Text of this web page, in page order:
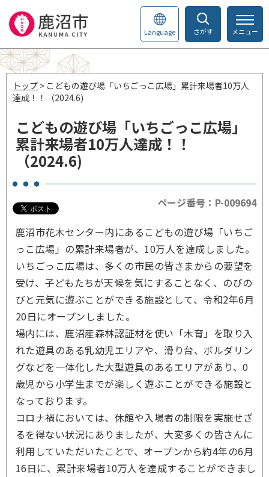
さがす
Language メニュー
トップ > こどもの遊び場「いちごっこ広場」累計来場者10万人
達成！！（2024.6)
こどもの遊び場「いちごっこ広場」
累計来場者10万人達成！！
（2024.6)
ページ番号：P-009694
鹿沼市花木センター内にあるこどもの遊び場「いちご
っこ広場」の累計来場者が、10万人を達成しました。
いちごっこ広場は、多くの市民の皆さまからの要望を
受け、子どもたちが天候を気にすることなく、のびの
びと元気に遊ぶことができる施設として、令和2年6月
20日にオープンしました。
場内には、鹿沼産森林認証材を使い「木育」を取り入
れた遊具のある乳幼児エリアや、滑り台、ボルダリン
グなどを一体化した大型遊具のあるエリアがあり、0
歳児から小学生までが楽しく遊ぶことができる施設と
なっております。
コロナ禍においては、休館や入場者の制限を実施せざ
るを得ない状況にありましたが、大変多くの皆さんに
利用していただいたことで、オープンから約4年の6月
16日に、累計来場者10万人を達成することができまし